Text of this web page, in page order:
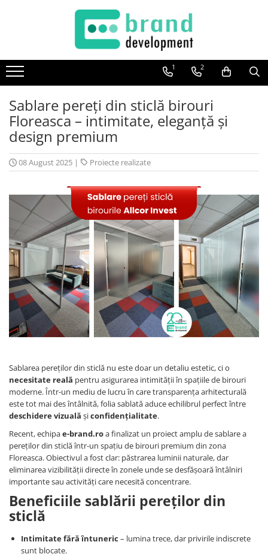
Fototapet Personalizat
Office Elixir Capsule
Tablouri Canvas
Postere
1 2
Sablare pereți din sticlă birouri
Floreasca – intimitate, eleganță și
design premium
08 August 2025 | Proiecte realizate
Sablarea pereților din sticlă nu este doar un detaliu estetic, ci o
necesitate reală pentru asigurarea intimității în spațiile de birouri
moderne. Într-un mediu de lucru în care transparența arhitecturală
este tot mai des întâlnită, folia sablată aduce echilibrul perfect între
deschidere vizuală șiconfidențialitate.
Recent, echipae-brand.roa finalizat un proiect amplu de sablare a
pereților din sticlă într-un spațiu de birouri premium din zona
Floreasca. Obiectivul a fost clar: păstrarea luminii naturale, dar
eliminarea vizibilității directe în zonele unde se desfășoară întâlniri
importante sau activități care necesită concentrare.
Beneficiile sablării pereților din
sticlă
Intimitate fără întuneric – lumina trece, dar privirile indiscrete
sunt blocate.